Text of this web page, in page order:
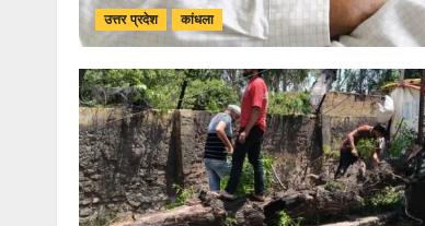
उत्तर प्रदेश कांधला